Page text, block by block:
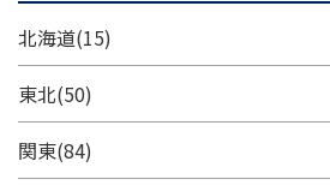
北海道(15)
東北(50)
関東(84)